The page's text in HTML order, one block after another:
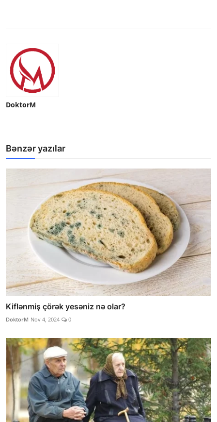
DoktorM
Bənzər yazılar
Kiflənmiş çörək yesəniz nə olar?
DoktorM Nov 4, 2024 0